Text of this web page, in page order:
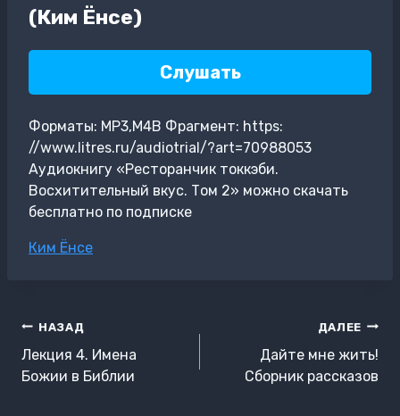
(Ким Ёнсе)
Слушать
Форматы: MP3,M4B Фрагмент: https:
//www.litres.ru/audiotrial/?art=70988053
Аудиокнигу «Ресторанчик токкэби.
Восхитительный вкус. Том 2» можно скачать
бесплатно по подписке
Метки
Ким Ёнсе
Навигация
по
записям
НАЗАД
Лекция 4. Имена
Божии в Библии
ДАЛЕЕ
Дайте мне жить!
Сборник рассказов